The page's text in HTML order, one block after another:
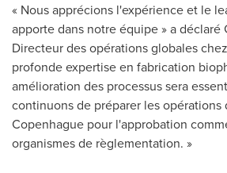
« Nous apprécions l'expérience et le
apporte dans notre équipe » a déclaré
Directeur des opérations globales
profonde expertise en fabrication
amélioration des processus sera
continuons de préparer les opérations
Copenhague pour l'approbation
organismes de règlementation. »